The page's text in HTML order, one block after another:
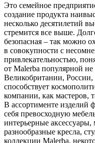
Это семейное
создание продукта
несколько десятилетий
стремится все выше.
безопасная – так можно
в совокупности с
привлекательностью,
от Malerba популярной
Великобритании,
способствует
компании, как мастеров,
В ассортименте изделий
себя превосходную
интерьерные
разнообразные кресла,
коллекции Malerba,